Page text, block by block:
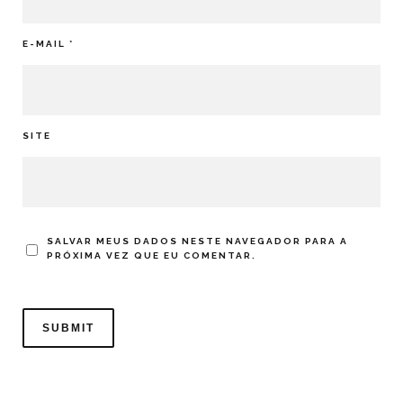
E-MAIL *
SITE
SALVAR MEUS DADOS NESTE NAVEGADOR PARA A
PRÓXIMA VEZ QUE EU COMENTAR.